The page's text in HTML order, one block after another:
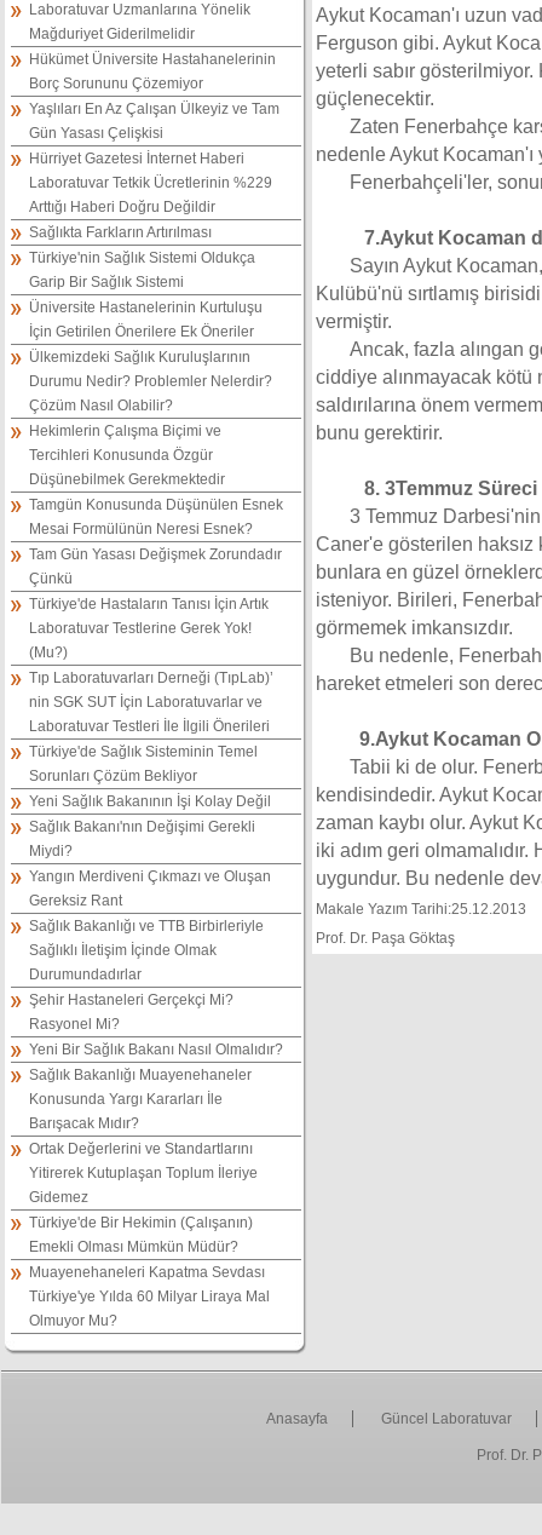
Laboratuvar Uzmanlarına Yönelik
Mağduriyet Giderilmelidir
Hükümet Üniversite Hastahanelerinin
Borç Sorununu Çözemiyor
Yaşlıları En Az Çalışan Ülkeyiz ve Tam
Gün Yasası Çelişkisi
Hürriyet Gazetesi İnternet Haberi
Laboratuvar Tetkik Ücretlerinin %229
Arttığı Haberi Doğru Değildir
Sağlıkta Farkların Artırılması
Türkiye'nin Sağlık Sistemi Oldukça
Garip Bir Sağlık Sistemi
Üniversite Hastanelerinin Kurtuluşu
İçin Getirilen Önerilere Ek Öneriler
Ülkemizdeki Sağlık Kuruluşlarının
Durumu Nedir? Problemler Nelerdir?
Çözüm Nasıl Olabilir?
Hekimlerin Çalışma Biçimi ve
Tercihleri Konusunda Özgür
Düşünebilmek Gerekmektedir
Tamgün Konusunda Düşünülen Esnek
Mesai Formülünün Neresi Esnek?
Tam Gün Yasası Değişmek Zorundadır
Çünkü
Türkiye'de Hastaların Tanısı İçin Artık
Laboratuvar Testlerine Gerek Yok!
(Mu?)
Tıp Laboratuvarları Derneği (TıpLab)’
nin SGK SUT İçin Laboratuvarlar ve
Laboratuvar Testleri İle İlgili Önerileri
Türkiye'de Sağlık Sisteminin Temel
Sorunları Çözüm Bekliyor
Yeni Sağlık Bakanının İşi Kolay Değil
Sağlık Bakanı'nın Değişimi Gerekli
Miydi?
Yangın Merdiveni Çıkmazı ve Oluşan
Gereksiz Rant
Sağlık Bakanlığı ve TTB Birbirleriyle
Sağlıklı İletişim İçinde Olmak
Durumundadırlar
Şehir Hastaneleri Gerçekçi Mi?
Rasyonel Mi?
Yeni Bir Sağlık Bakanı Nasıl Olmalıdır?
Sağlık Bakanlığı Muayenehaneler
Konusunda Yargı Kararları İle
Barışacak Mıdır?
Ortak Değerlerini ve Standartlarını
Yitirerek Kutuplaşan Toplum İleriye
Gidemez
Türkiye'de Bir Hekimin (Çalışanın)
Emekli Olması Mümkün Müdür?
Muayenehaneleri Kapatma Sevdası
Türkiye'ye Yılda 60 Milyar Liraya Mal
Olmuyor Mu?
Aykut Kocaman'ı uzun
Ferguson gibi. Aykut
yeterli sabır gösterilmiyor.
güçlenecektir.
Zaten Fenerbahçe
nedenle Aykut Kocaman'ı
Fenerbahçeli'ler,
7.Aykut Kocaman da
Sayın Aykut
Kulübü'nü sırtlamış
vermiştir.
Ancak, fazla alıngan
ciddiye alınmayacak kötü
saldırılarına önem
bunu gerektirir.
8. 3Temmuz Süreci
3 Temmuz Darbesi'nin
Caner'e gösterilen haksız
bunlara en güzel
isteniyor. Birileri,
görmemek imkansızdır.
Bu nedenle,
hareket etmeleri son
9.Aykut Kocaman
Tabii ki de olur.
kendisindedir. Aykut
zaman kaybı olur. Aykut
iki adım geri
uygundur. Bu nedenle
Makale Yazım Tarihi:25.12.2013
Prof. Dr. Paşa Göktaş
Anasayfa Güncel Laboratuvar
Prof. Dr.